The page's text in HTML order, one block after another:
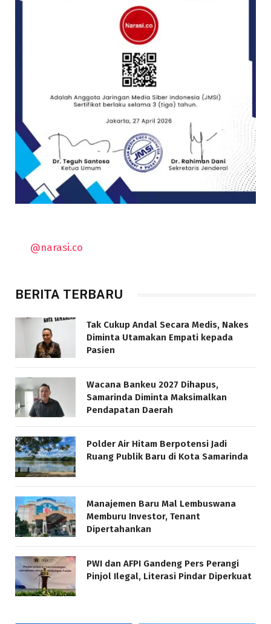
@narasi.co
BERITA TERBARU
Tak Cukup Andal Secara Medis, Nakes
Diminta Utamakan Empati kepada
Pasien
Wacana Bankeu 2027 Dihapus,
Samarinda Diminta Maksimalkan
Pendapatan Daerah
Polder Air Hitam Berpotensi Jadi
Ruang Publik Baru di Kota Samarinda
Manajemen Baru Mal Lembuswana
Memburu Investor, Tenant
Dipertahankan
PWI dan AFPI Gandeng Pers Perangi
Pinjol Ilegal, Literasi Pindar Diperkuat